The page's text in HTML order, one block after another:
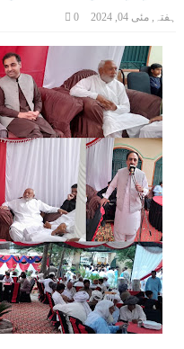
ہفتہ, مئی 04, 2024 0